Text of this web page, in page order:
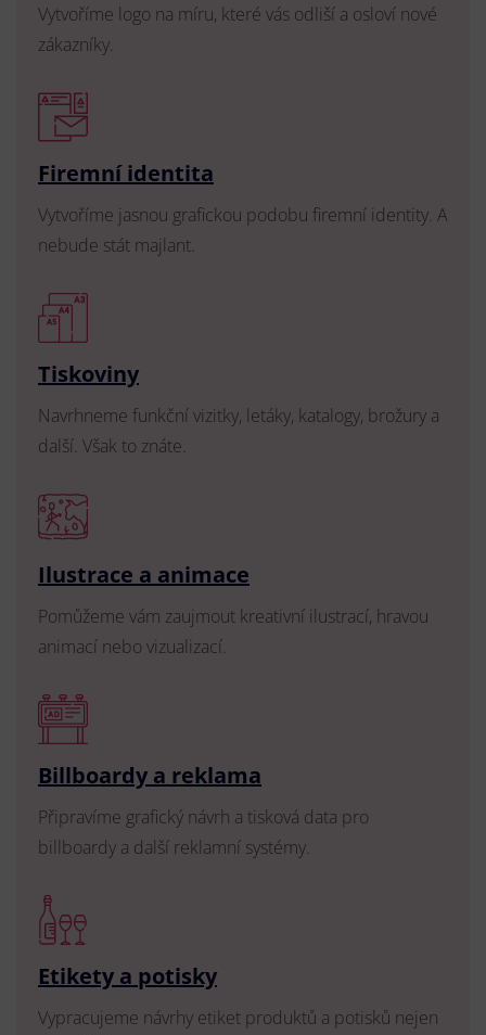
Vytvoříme logo na míru, které vás odliší a osloví nové
zákazníky.
Firemní identita
Vytvoříme jasnou grafickou podobu firemní identity. A
nebude stát majlant.
Tiskoviny
Navrhneme funkční vizitky, letáky, katalogy, brožury a
další. Však to znáte.
Ilustrace a animace
Pomůžeme vám zaujmout kreativní ilustrací, hravou
animací nebo vizualizací.
Billboardy a reklama
Připravíme grafický návrh a tisková data pro
billboardy a další reklamní systémy.
Etikety a potisky
Vypracujeme návrhy etiket produktů a potisků nejen